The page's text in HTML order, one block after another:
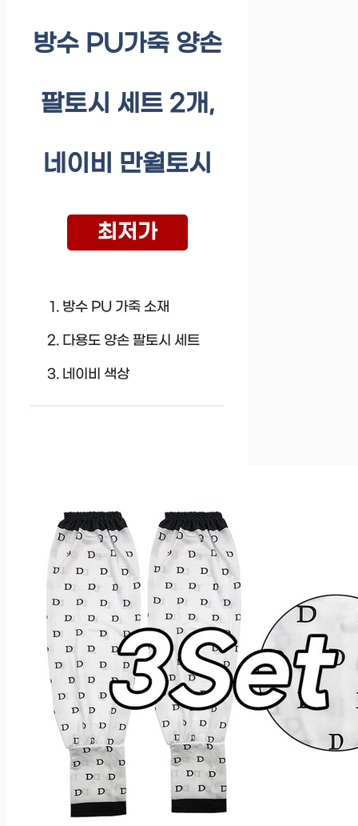
방수 PU가죽 양손
팔토시 세트 2개,
네이비 만월토시
최저가
방수 PU 가죽 소재
다용도 양손 팔토시 세트
네이비 색상